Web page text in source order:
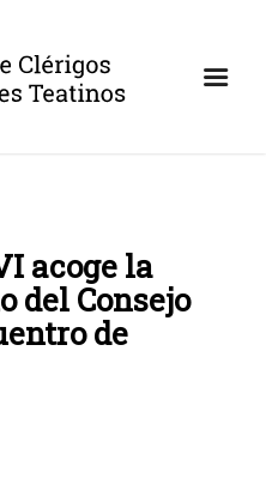
acoge la
del Consejo
de